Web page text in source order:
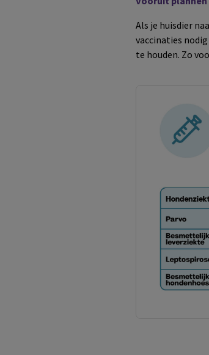
Als je huisdier
vaccinaties
te houden. Zo